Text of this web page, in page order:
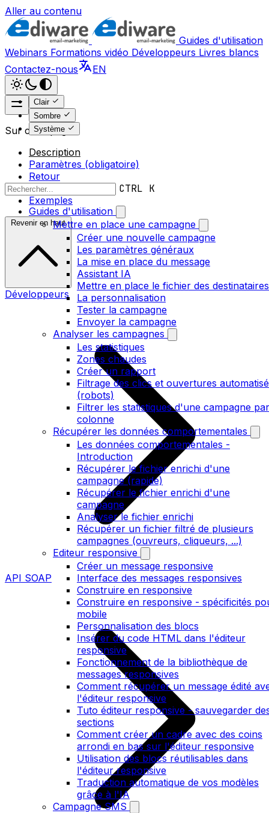
Aller au contenu
Guides d'utilisation
Webinars Formations vidéo Développeurs Livres blancs
Contactez-nous
EN
Clair
Sombre
Système
CTRL K
Guides d'utilisation
Mettre en place une campagne
Créer une nouvelle campagne
Les paramètres généraux
La mise en place du message
Assistant IA
Mettre en place le fichier des destinataires
La personnalisation
Tester la campagne
Envoyer la campagne
Analyser les campagnes
Les statistiques
Zones chaudes
Créer un rapport
Filtrage des clics et ouvertures
(robots)
Filtrer les statistiques d'une campagne par
colonne
Récupérer les données comportementales
Les données comportementales -
Introduction
Récupérer le fichier enrichi d'une
campagne (rapide)
Récupérer le fichier enrichi d'une
campagne
Analyser le fichier enrichi
Récupérer un fichier filtré de plusieurs
campagnes (ouvreurs, cliqueurs, ...)
Editeur responsive
Créer un message responsive
Interface des messages responsives
Construire en responsive
Construire en responsive - spécificités
mobile
Personnalisation des blocs
Insérer du code HTML dans l'éditeur
responsive
Fonctionnement de la bibliothèque de
messages responsives
Comment récupérer un message édité
l'éditeur responsive
Tuto éditeur responsive - sauvegarder
sections
Comment créer un cadre avec des coins
arrondi en bas sur l'éditeur responsive
Utilisation des blocs réutilisables dans
l'éditeur responsive
Traduction automatique de vos modèles
grâce à l'IA
Campagne SMS
Sur cette page
Description
Paramètres (obligatoire)
Retour
Messages d’erreur
Exemples
Revenir en haut
Développeurs
API SOAP